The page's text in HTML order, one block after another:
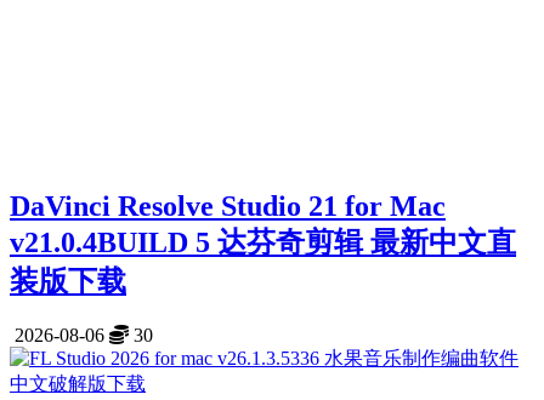
DaVinci Resolve Studio 21 for Mac
v21.0.4BUILD 5 达芬奇剪辑 最新中文直
装版下载
2026-08-06 30